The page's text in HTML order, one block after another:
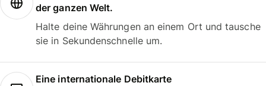
der ganzen Welt.
Halte deine Währungen an einem Ort und tausche
sie in Sekundenschnelle um.
Eine internationale Debitkarte